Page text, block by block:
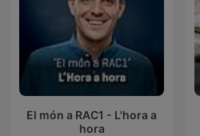
El món a RAC1 - L'hora a
hora